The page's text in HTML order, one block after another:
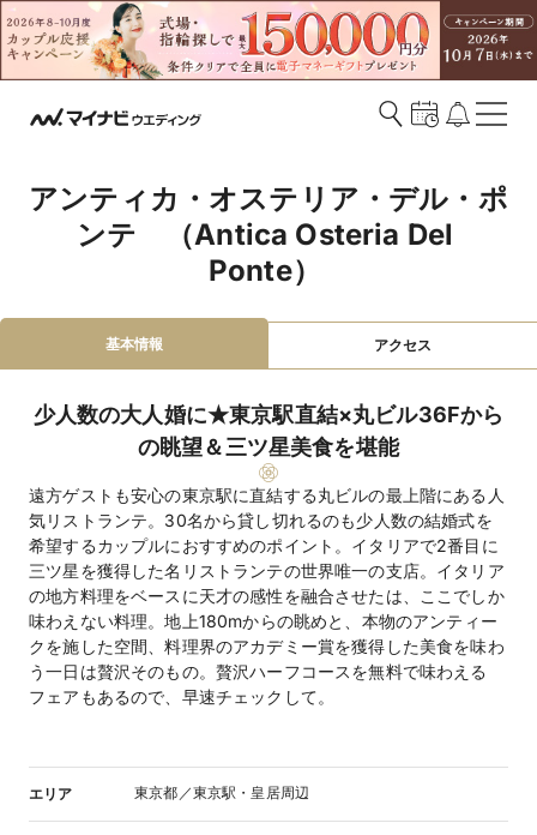
アンティカ・オステリア・デル・ポ
ンテ　（Antica Osteria Del
Ponte）
基本情報 アクセス
少人数の大人婚に★東京駅直結×丸ビル36Fから
の眺望＆三ツ星美食を堪能
遠方ゲストも安心の東京駅に直結する丸ビルの最上階にある人
気リストランテ。30名から貸し切れるのも少人数の結婚式を
希望するカップルにおすすめのポイント。イタリアで2番目に
三ツ星を獲得した名リストランテの世界唯一の支店。イタリア
の地方料理をベースに天才の感性を融合させたは、ここでしか
味わえない料理。地上180mからの眺めと、本物のアンティー
クを施した空間、料理界のアカデミー賞を獲得した美食を味わ
う一日は贅沢そのもの。贅沢ハーフコースを無料で味わえる
フェアもあるので、早速チェックして。
エリア 東京都／東京駅・皇居周辺